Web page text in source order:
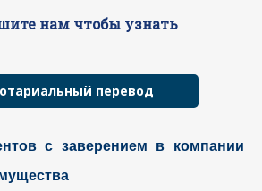
нам чтобы узнать
перевод
с заверением в компании